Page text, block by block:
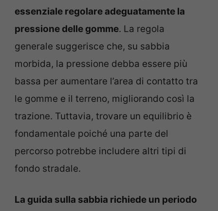
essenziale regolare adeguatamente la
pressione delle gomme. La regola
generale suggerisce che, su sabbia
morbida, la pressione debba essere più
bassa per aumentare l’area di contatto tra
le gomme e il terreno, migliorando così la
trazione. Tuttavia, trovare un equilibrio è
fondamentale poiché una parte del
percorso potrebbe includere altri tipi di
fondo stradale.
La guida sulla sabbia richiede un periodo